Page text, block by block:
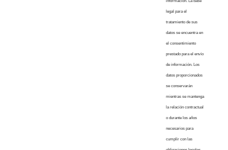
legal para el
tratamiento de sus
datos se encuentra en
el consentimiento
prestado para el envío
de información. Los
datos proporcionados
se conservarán
mientras se mantenga
la relación contractual
o durante los años
necesarios para
cumplir con las